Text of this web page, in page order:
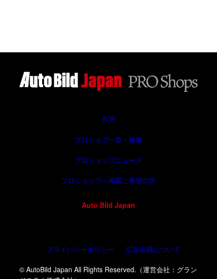
TOP
プロショプ一覧・検索
プロショップニュース
プロショップへ掲載ご希望の方
Auto Bild Japan
© AutoBild Japan All Rights Reserved.（運営会社：グラン
プライバシーポリシー 広告出稿について